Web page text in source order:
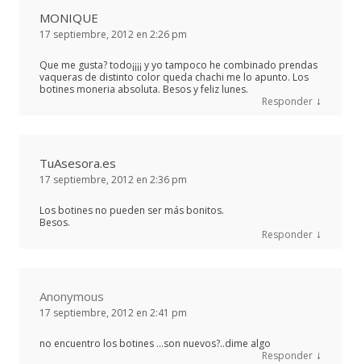
MONIQUE
17 septiembre, 2012 en 2:26 pm
Que me gusta? todo¡¡¡¡ y yo tampoco he combinado prendas
vaqueras de distinto color queda chachi me lo apunto. Los
botines moneria absoluta. Besos y feliz lunes.
Responder ↓
TuAsesora.es
17 septiembre, 2012 en 2:36 pm
Los botines no pueden ser más bonitos.
Besos.
Responder ↓
Anonymous
17 septiembre, 2012 en 2:41 pm
no encuentro los botines …son nuevos?..dime algo
Responder ↓